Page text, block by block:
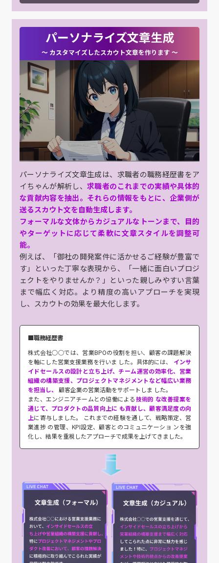
パーソナライズ文章生成
〜 カスタマイズしたスカウト文章を作ります 〜
パーソナライズ文章生成は、求職者の職務経歴書をア
イちゃんが解析し、求職者のこれまでの実績や具体的
な貢献内容を抽出。それらの情報をもとに、企業側が
送るスカウト文を自動生成します。
フォーマルな文体からカジュアルなトーンまで、目的
やターゲットに応じて柔軟に文章スタイルを調整可
能。
例えば、「御社の開発案件に活かせるご経験が豊富で
す」といった丁寧な表現から、「一緒に面白いプロジ
ェクトをやりませんか？」といった親しみやすい言葉
まで幅広く対応。より精度の高いアプローチを実現
し、スカウトの効果を最大化します。
■職務経歴書
株式会社○○では、営業BPOの役割を担い、顧客の課題解決
を軸にした営業支援業務を行いま した。具体的には、 インサ
イドセールスの設計と立ち上げ、チーム運営の効率化、営業
組織の構築支援、プロジェクトマネジメントなど幅広い業務
を担当し、
顧客企業の営業活動をサポートしま した。
また、エンジニアチームとの協働による技術的 な改善提案を
通じて、プロダクトの品質向上に も貢献し、顧客満足度の向
上に寄与しました。 これまでの経験を通して、戦略策定、営
業進捗 の管理、KPI設定、顧客とのコミュニケーショ ンを強
化し、結果を重視したアプローチで成果を上げてきました。